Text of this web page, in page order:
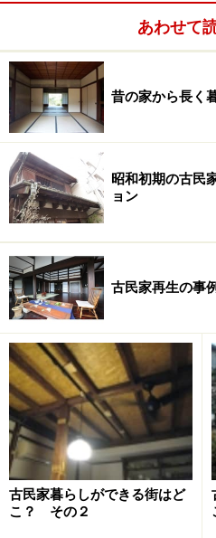
しゃれなエリアに変わってき
そんな11区に、Tさんは南向
た。はっきりした築年月は
1930年ごろだとか。築70年
いほうではないようです。部
住まいに比べれば広く、何
入って購入しました。
あわせて
昔の家から長く
昭和初期の古民
ョン
古民家再生の事
古民家暮らしができる街はど
こ？ その２